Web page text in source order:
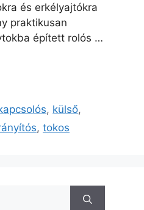
és erkélyajtókra
praktikusan
épített rolós …
, külső,
, tokos